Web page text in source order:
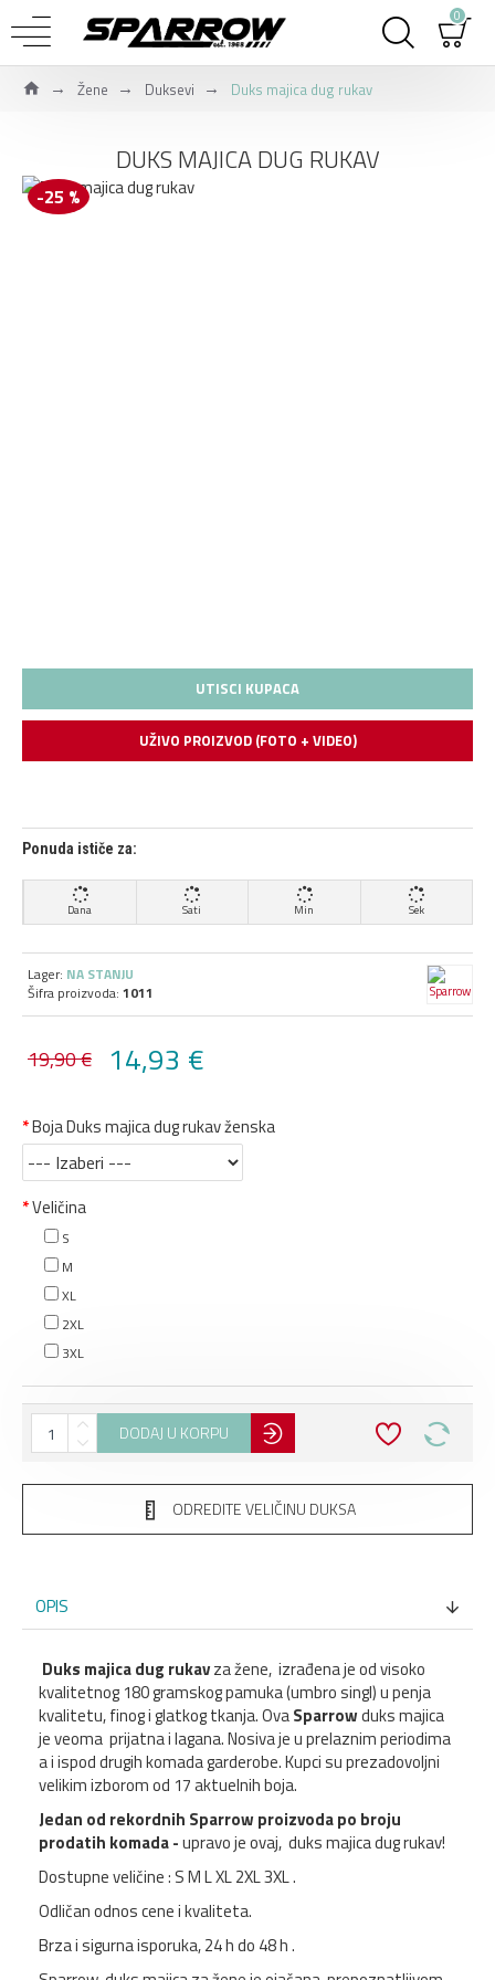
0
Žene Duksevi Duks majica dug rukav
DUKS MAJICA DUG RUKAV
-25 %
UTISCI KUPACA
UŽIVO PROIZVOD (FOTO + VIDEO)
Ponuda ističe za:
Dana Sati Min Sek
14,93 €
19,90 €
Lager: NA STANJU
Šifra proizvoda: 1011
Boja Duks majica dug rukav ženska
Veličina
S
M
XL
2XL
3XL
DODAJ U KORPU
ODREDITE VELIČINU DUKSA
OPIS
Duks majica dug rukavza žene, izrađena je od visoko
kvalitetnog 180 gramskog pamuka (umbro singl) u penja
kvalitetu, finog i glatkog tkanja. OvaSparrowduks majica
je veoma prijatna i lagana. Nosiva je u prelaznim periodima
a i ispod drugih komada garderobe. Kupci su prezadovoljni
velikim izborom od 17 aktuelnih boja.
Jedan od rekordnih Sparrow proizvoda po broju
prodatih komada -upravo je ovaj, duks majica dug rukav!
Dostupne veličine : S M L XL 2XL 3XL .
Odličan odnos cene i kvaliteta.
Brza i sigurna isporuka, 24 h do 48 h .